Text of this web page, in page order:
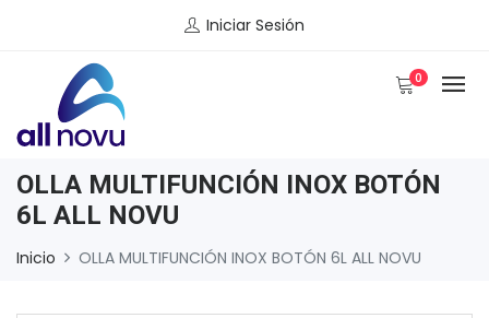
Iniciar Sesión
0
OLLA MULTIFUNCIÓN INOX BOTÓN
6L ALL NOVU
Inicio OLLA MULTIFUNCIÓN INOX BOTÓN 6L ALL NOVU